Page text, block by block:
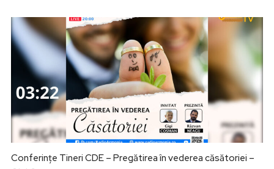
Conferințe Tineri CDE – Pregătirea în vederea căsătoriei –